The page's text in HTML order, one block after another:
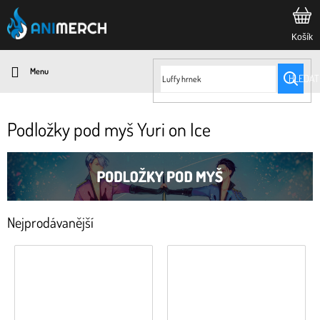
Přejít
na
obsah
HLEDAT
Podložky pod myš Yuri on Ice
Nejprodávanější